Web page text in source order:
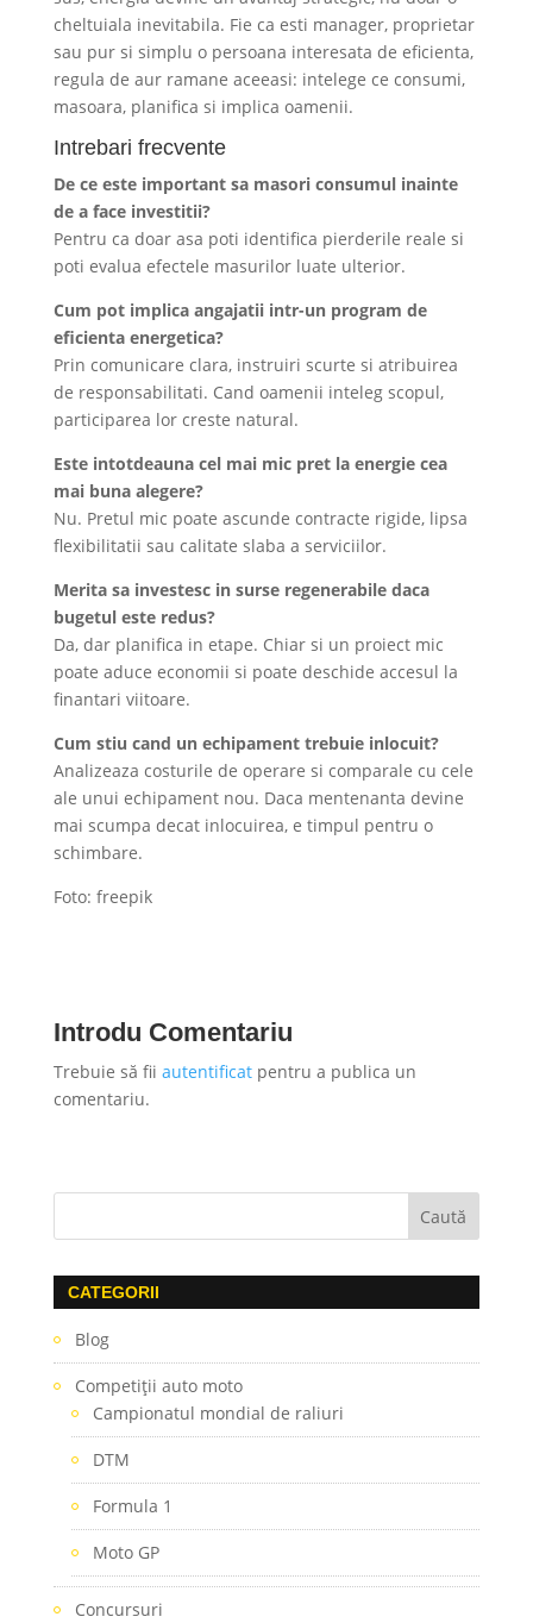
cheltuiala inevitabila. Fie ca esti manager, proprietar
sau pur si simplu o persoana interesata de eficienta,
regula de aur ramane aceeasi: intelege ce consumi,
masoara, planifica si implica oamenii.
Intrebari frecvente
De ce este important sa masori consumul inainte
de a face investitii?
Pentru ca doar asa poti identifica pierderile reale si
poti evalua efectele masurilor luate ulterior.
Cum pot implica angajatii intr-un program de
eficienta energetica?
Prin comunicare clara, instruiri scurte si atribuirea
de responsabilitati. Cand oamenii inteleg scopul,
participarea lor creste natural.
Este intotdeauna cel mai mic pret la energie cea
mai buna alegere?
Nu. Pretul mic poate ascunde contracte rigide, lipsa
flexibilitatii sau calitate slaba a serviciilor.
Merita sa investesc in surse regenerabile daca
bugetul este redus?
Da, dar planifica in etape. Chiar si un proiect mic
poate aduce economii si poate deschide accesul la
finantari viitoare.
Cum stiu cand un echipament trebuie inlocuit?
Analizeaza costurile de operare si comparale cu cele
ale unui echipament nou. Daca mentenanta devine
mai scumpa decat inlocuirea, e timpul pentru o
schimbare.
Foto: freepik
Introdu Comentariu
Trebuie să fii autentificatpentru a publica un
comentariu.
CATEGORII
Blog
Competiţii auto moto
Campionatul mondial de raliuri
DTM
Formula 1
Moto GP
Concursuri